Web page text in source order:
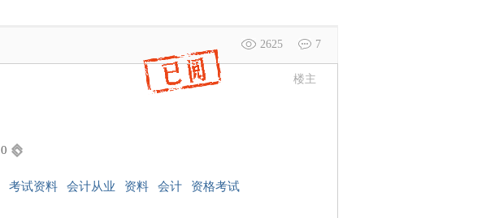
2625 7
楼主
0
考试资料 会计从业 资料 会计 资格考试